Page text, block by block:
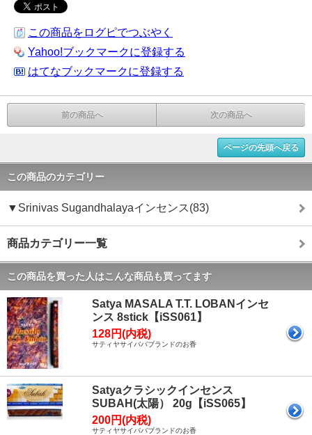
この商品をログピでつぶやく
Yahoo!ブックマークに登録する
はてなブックマークに登録する
前の商品へ 次の商品へ
ページの先頭へ戻る
この商品のカテゴリー
▼Srinivas Sugandhalayaインセンス(83)
商品カテゴリー一覧
この商品を買った人はこんな商品も買ってます
Satya MASALA T.T. LOBANインセ
ンス 8stick【iSS061】
128円(内税)
サティヤサイババブランドのお香
Satyaクラシックインセンス
SUBAH(太陽） 20g【iSS065】
200円(内税)
サティヤサイババブランドのお香